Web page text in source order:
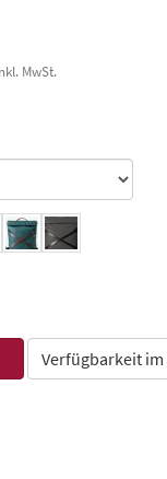
MwSt.
Verfügbarkeit im